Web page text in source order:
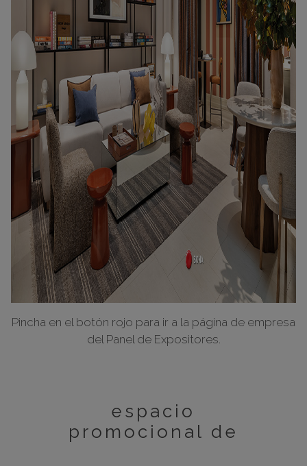
Pincha en el botón rojo para ir a la página de empresa
del Panel de Expositores.
espacio
promocional de